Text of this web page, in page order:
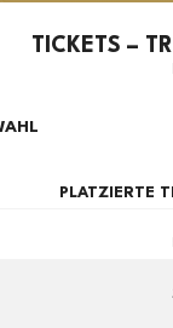
TICKETS –
PLATZIERTE